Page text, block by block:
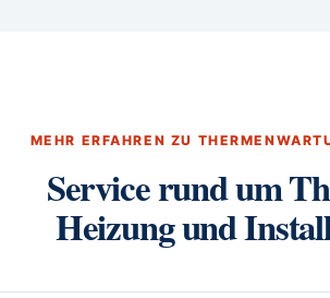
MEHR ERFAHREN ZU
Service rund um
Heizung und